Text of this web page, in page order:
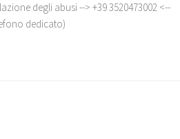
degli abusi --> +39 3520473002 <--
dedicato)